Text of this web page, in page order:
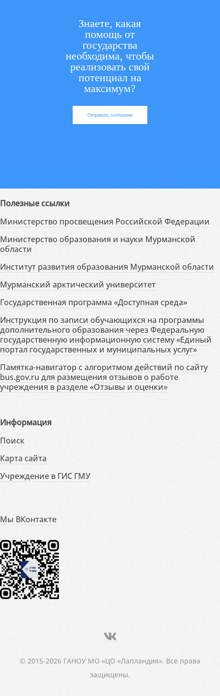
Знаете, какая
помощь от
государства
необходима, чтобы
реализовать свой
потенциал на
максимум?
Отправить сообщение
Полезные ссылки
Министерство просвещения Российской Федерации
Министерство образования и науки Мурманской
области
Институт развития образования Мурманской области
Мурманский арктический университет
Государственная программа «Доступная среда»
Инструкция по записи обучающихся на программы
дополнительного образования через Федеральную
государственную информационную систему «Единый
портал государственных и муниципальных услуг»
Памятка-навигатор с алгоритмом действий по сайту
bus.gov.ru для размещения отзывов о работе
учреждения в разделе «Отзывы и оценки»
Информация
Поиск
Карта сайта
Учреждение в ГИС ГМУ
Мы ВКонтакте
© 2015-2026 ГАНОУ МО «ЦО «Лапландия». Все права
защищены.